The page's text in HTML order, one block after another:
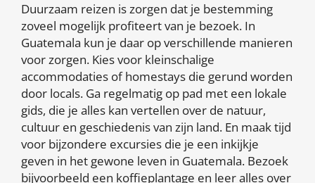
Duurzaam reizen is zorgen dat je bestemming
zoveel mogelijk profiteert van je bezoek. In
Guatemala kun je daar op verschillende manieren
voor zorgen. Kies voor kleinschalige
accommodaties of homestays die gerund worden
door locals. Ga regelmatig op pad met een lokale
gids, die je alles kan vertellen over de natuur,
cultuur en geschiedenis van zijn land. En maak tijd
voor bijzondere excursies die je een inkijkje
geven in het gewone leven in Guatemala. Bezoek
bijvoorbeeld een koffieplantage en leer alles over